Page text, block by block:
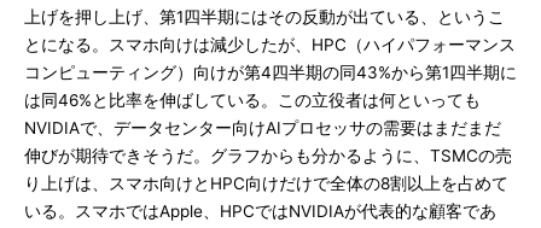
上げを押し上げ、第1四半期にはその反動が出ている、というこ
とになる。スマホ向けは減少したが、HPC（ハイパフォーマンス
コンピューティング）向けが第4四半期の同43%から第1四半期に
は同46%と比率を伸ばしている。この立役者は何といっても
NVIDIAで、データセンター向けAIプロセッサの需要はまだまだ
伸びが期待できそうだ。グラフからも分かるように、TSMCの売
り上げは、スマホ向けとHPC向けだけで全体の8割以上を占めて
いる。スマホではApple、HPCではNVIDIAが代表的な顧客であ